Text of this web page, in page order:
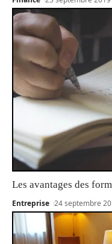
Les avantages des
Entreprise 24 septembre